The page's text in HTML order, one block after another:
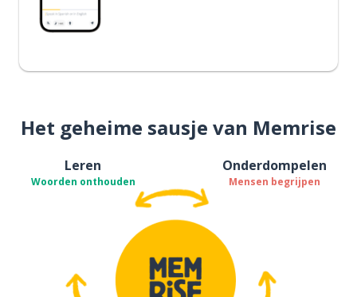
Het geheime sausje van Memrise
Leren
Woorden onthouden
Onderdompelen
Mensen begrijpen